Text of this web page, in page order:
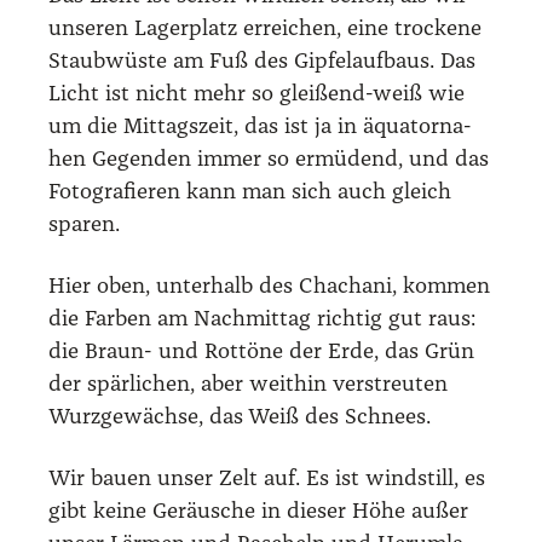
unse­ren Lager­platz errei­chen, eine tro­cke­ne
Staub­wüs­te am Fuß des Gip­fel­auf­baus. Das
Licht ist nicht mehr so glei­ßend-weiß wie
um die Mit­tags­zeit, das ist ja in äqua­tor­na­
hen Gegen­den immer so ermü­dend, und das
Foto­gra­fie­ren kann man sich auch gleich
spa­ren.
Hier oben, unter­halb des Chacha­ni, kom­men
die Far­ben am Nach­mit­tag rich­tig gut raus:
die Braun- und Rot­tö­ne der Erde, das Grün
der spär­li­chen, aber weit­hin ver­streu­ten
Wurz­ge­wäch­se, das Weiß des Schnees.
Wir bau­en unser Zelt auf. Es ist wind­still, es
gibt kei­ne Geräu­sche in die­ser Höhe außer